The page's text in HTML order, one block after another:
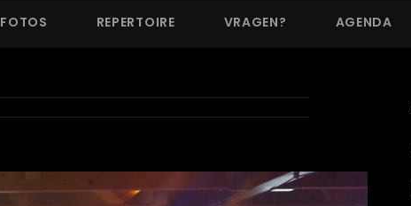
FOTOS REPERTOIRE VRAGEN? AGENDA